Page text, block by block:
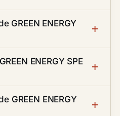
GREEN ENERGY
ENERGY SPE
GREEN ENERGY